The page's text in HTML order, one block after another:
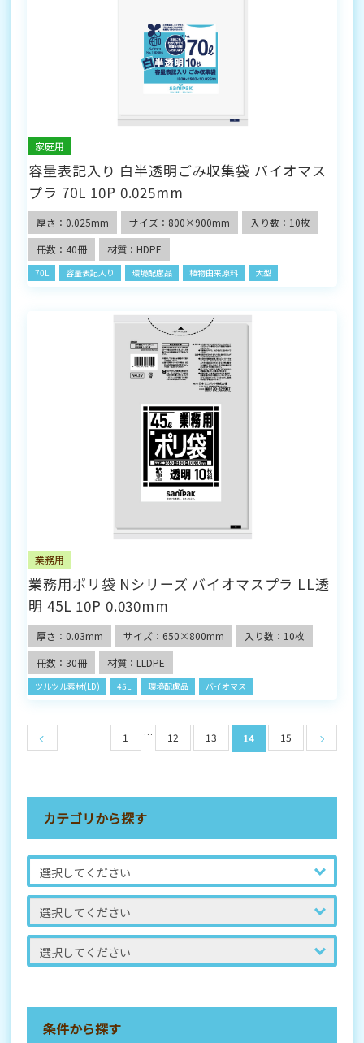
家庭用
容量表記入り 白半透明ごみ収集袋 バイオマス
プラ 70L 10P 0.025mm
厚さ：0.025mm サイズ：800×900mm
入り数：10枚
冊数：40冊
材質：HDPE
70L 容量表記入り 環境配慮品 植物由来原料 大型
業務用
業務用ポリ袋 Nシリーズ バイオマスプラ LL透
明 45L 10P 0.030mm
厚さ：0.03mm サイズ：650×800mm
入り数：10枚
冊数：30冊
材質：LLDPE
ツルツル素材(LD) 45L 環境配慮品 バイオマス
1 … 12 13 14 15
カテゴリから探す
条件から探す